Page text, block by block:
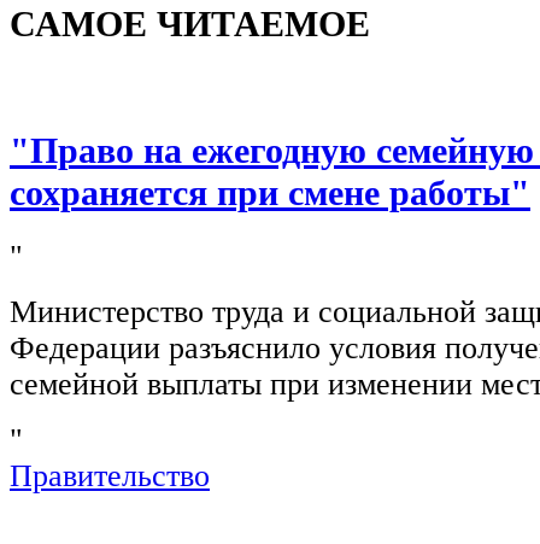
САМОЕ ЧИТАЕМОЕ
"Право на ежегодную
сохраняется при смене работы"
"
Министерство труда и социальной
Федерации разъяснило условия
семейной выплаты при изменении
"
Правительство